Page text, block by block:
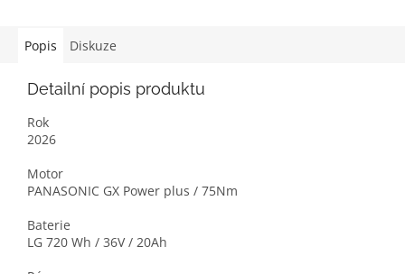
Popis Diskuze
Detailní popis produktu
Rok
2026
Motor
PANASONIC GX Power plus / 75Nm
Baterie
LG 720 Wh / 36V / 20Ah